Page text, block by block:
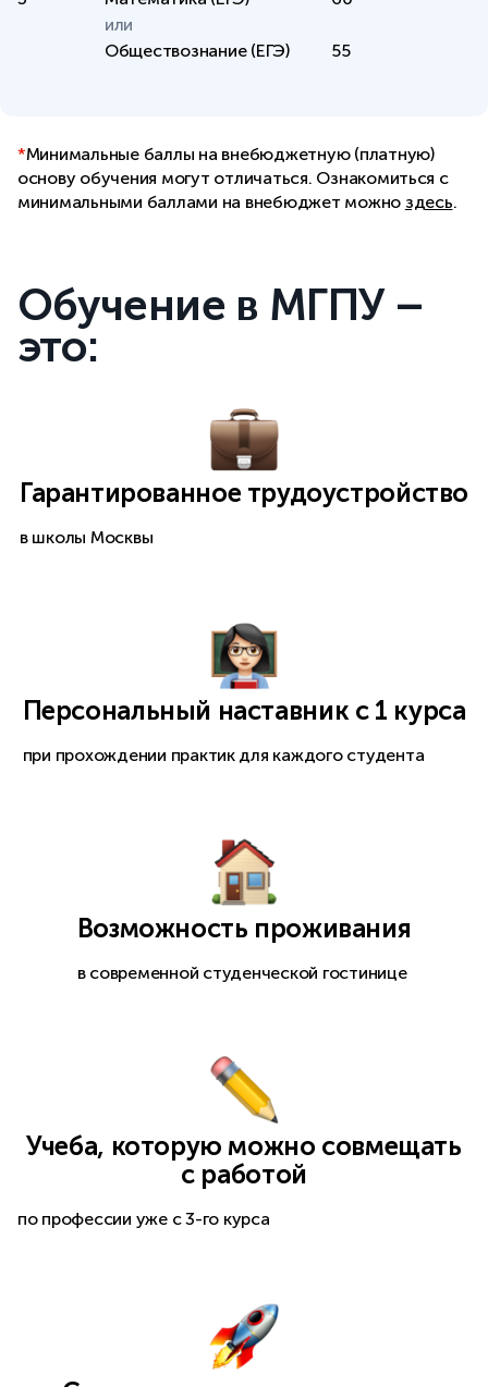
Обществознание (ЕГЭ) 55
*Минимальные баллы на внебюджетную (платную)
основу обучения могут отличаться. Ознакомиться с
минимальными баллами на внебюджет можно здесь.
Обучение в МГПУ –
это:
Гарантированное трудоустройство
в школы Москвы
Персональный наставник с 1 курса
при прохождении практик для каждого студента
Возможность проживания
в современной студенческой гостинице
Учеба, которую можно совмещать
с работой
по профессии уже с 3-го курса